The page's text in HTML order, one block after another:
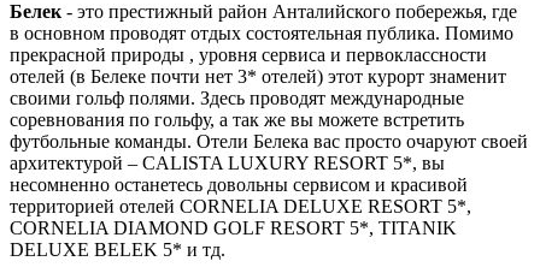
Белек - это престижный район Анталийского побережья, где
в основном проводят отдых состоятельная публика. Помимо
прекрасной природы , уровня сервиса и первоклассности
отелей (в Белеке почти нет 3* отелей) этот курорт знаменит
своими гольф полями. Здесь проводят международные
соревнования по гольфу, а так же вы можете встретить
футбольные команды. Отели Белека вас просто очаруют своей
архитектурой – CALISTA LUXURY RESORT 5*, вы
несомненно останетесь довольны сервисом и красивой
территорией отелей CORNELIA DELUXE RESORT 5*,
CORNELIA DIAMOND GOLF RESORT 5*, TITANIK
DELUXE BELEK 5* и тд.